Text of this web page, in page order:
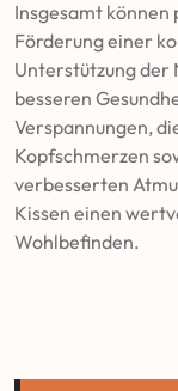
Insgesamt können
Förderung einer
Unterstützung der
besseren
Verspannungen,
Kopfschmerzen
verbesserten
Kissen einen
Wohlbefinden.